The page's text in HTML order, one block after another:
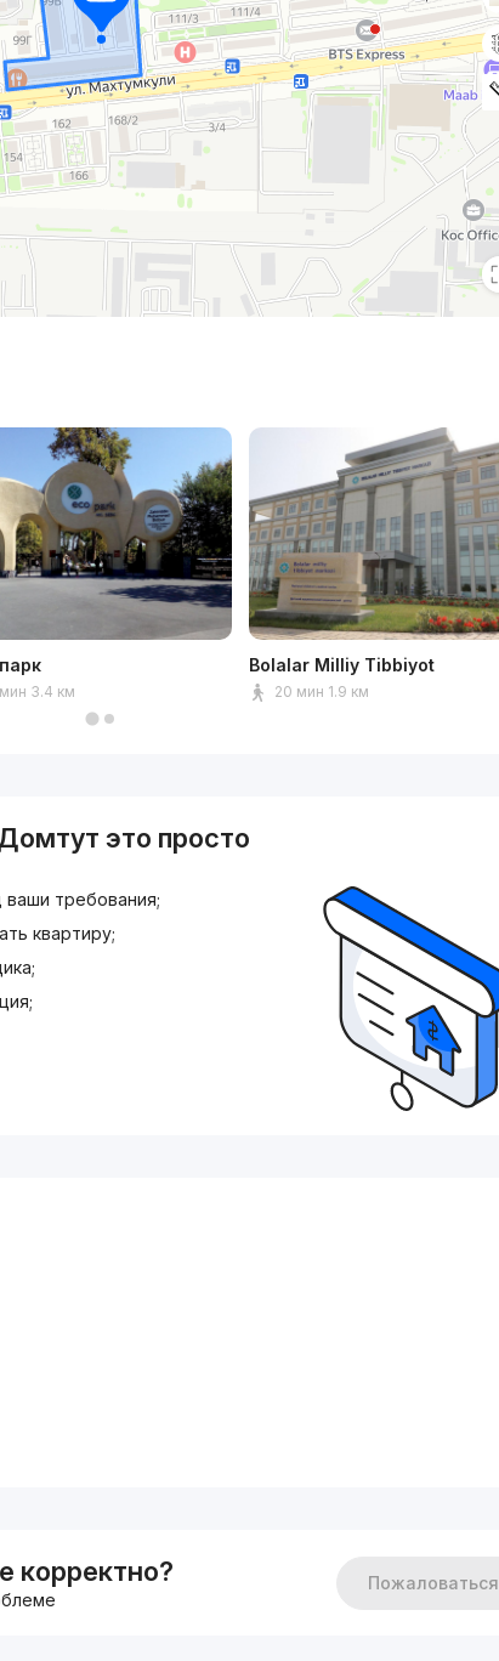
3.4 км
Bolalar Milliy Tibbiyot
20 мин 1.9 км
это просто
требования;
квартиру;
корректно? Пожаловаться